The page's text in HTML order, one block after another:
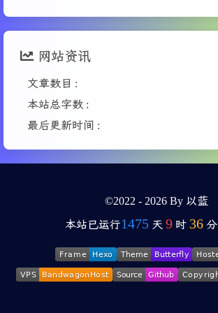
网站资讯
文章数目 :
本站总字数 :
最后更新时间 :
©2022 - 2026 By 以蓝
本站已运行1475 天 9 时 36 分